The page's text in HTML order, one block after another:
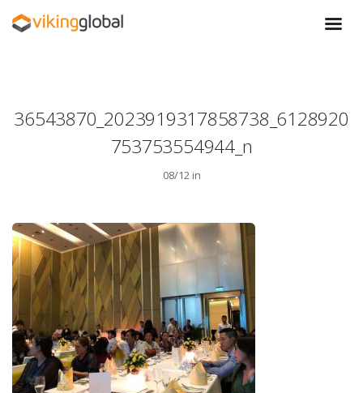
36543870_2023919317858738_6128920
753753554944_n
08/12 in